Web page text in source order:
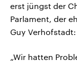
erst jüngst der
Parlament, der
Guy Verhofstadt:
„Wir hatten